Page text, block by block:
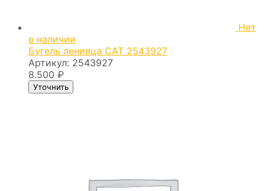
Нет
в наличии
Бугель ленивца CAT 2543927
Артикул: 2543927
8.500 ₽
Уточнить